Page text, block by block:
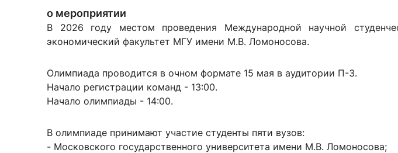
о мероприятии
В 2026 году местом проведения Международной научной
экономический факультет МГУ имени М.В. Ломоносова.
Олимпиада проводится в очном формате 15 мая в аудитории П-3.
Начало регистрации команд - 13:00.
Начало олимпиады - 14:00.
В олимпиаде принимают участие студенты пяти вузов:
- Московского государственного университета имени М.В. Ломоносова;